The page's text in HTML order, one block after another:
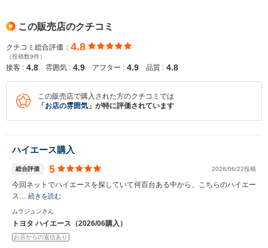
この販売店のクチコミ
クチコミ総合評価： 4.8
（投稿数9件）
接客 : 4.8 雰囲気 : 4.9 アフター : 4.9 品質 : 4.8
この販売店で購入された方のクチコミでは
「 お店の雰囲気 」が特に評価されています
ハイエース購入
総合評価 5 2026/06/22投稿
今回ネットでハイエースを探していて何百台ある中から、こちらのハイエー
ス… 続きを読む
ムラジュンさん
トヨタ ハイエース（2026/06購入）
お店からの返信あり